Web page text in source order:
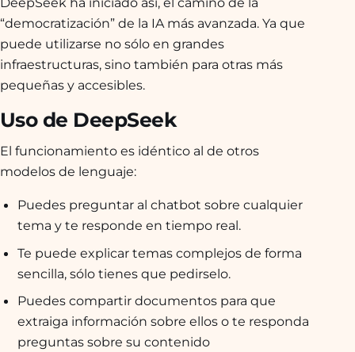
“democratización” de la IA más avanzada. Ya que
puede utilizarse no sólo en grandes
infraestructuras, sino también para otras más
pequeñas y accesibles.
Uso de DeepSeek
El funcionamiento es idéntico al de otros
modelos de lenguaje:
Puedes preguntar al chatbot sobre cualquier
tema y te responde en tiempo real.
Te puede explicar temas complejos de forma
sencilla, sólo tienes que pedirselo.
Puedes compartir documentos para que
extraiga información sobre ellos o te responda
preguntas sobre su contenido